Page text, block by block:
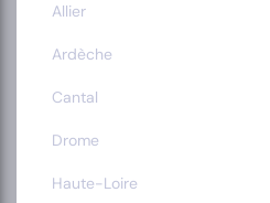
Allier
Ardèche
Cantal
Drome
Haute-Loire